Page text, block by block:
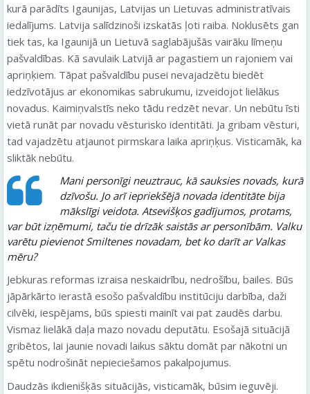
kurā parādīts Igaunijas, Latvijas un Lietuvas administratīvais
iedalījums. Latvija salīdzinoši izskatās ļoti raiba. Noklusēts gan
tiek tas, ka Igaunijā un Lietuvā saglabājušās vairāku līmeņu
pašvaldības. Kā savulaik Latvijā ar pagastiem un rajoniem vai
apriņķiem. Tāpat pašvaldību pusei nevajadzētu biedēt
iedzīvotājus ar ekonomikas sabrukumu, izveidojot lielākus
novadus. Kaimiņvalstīs neko tādu redzēt nevar. Un nebūtu īsti
vietā runāt par novadu vēsturisko identitāti. Ja gribam vēsturi,
tad vajadzētu atjaunot pirmskara laika apriņķus. Visticamāk, ka
sliktāk nebūtu.
Mani personīgi neuztrauc, kā sauksies novads, kurā
dzīvošu. Jo arī iepriekšējā novada identitāte bija
mākslīgi veidota. Atsevišķos gadījumos, protams,
var būt izņēmumi, taču tie drīzāk saistās ar personībām. Valku
varētu pievienot Smiltenes novadam, bet ko darīt ar Valkas
mēru?
Jebkuras reformas izraisa neskaidrību, nedrošību, bailes. Būs
jāpārkārto ierastā esošo pašvaldību institūciju darbība, daži
cilvēki, iespējams, būs spiesti mainīt vai pat zaudēs darbu.
Vismaz lielākā daļa mazo novadu deputātu. Esošajā situācijā
gribētos, lai jaunie novadi laikus sāktu domāt par nākotni un
spētu nodrošināt nepieciešamos pakalpojumus.
Daudzās ikdienišķās situācijās, visticamāk, būsim ieguvēji.